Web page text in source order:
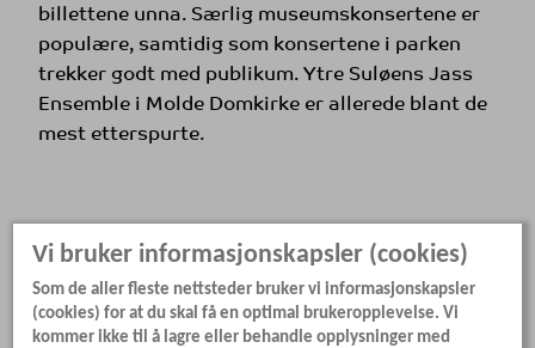
billettene unna. Særlig museumskonsertene er
populære, samtidig som konsertene i parken
trekker godt med publikum. Ytre Suløens Jass
Ensemble i Molde Domkirke er allerede blant de
mest etterspurte.
Vi bruker informasjonskapsler (cookies)
Som de aller fleste nettsteder bruker vi informasjonskapsler
(cookies) for at du skal få en optimal brukeropplevelse. Vi
kommer ikke til å lagre eller behandle opplysninger med